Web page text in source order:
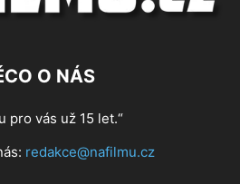
O NÁS
pro vás už 15 let.“
redakce@nafilmu.cz